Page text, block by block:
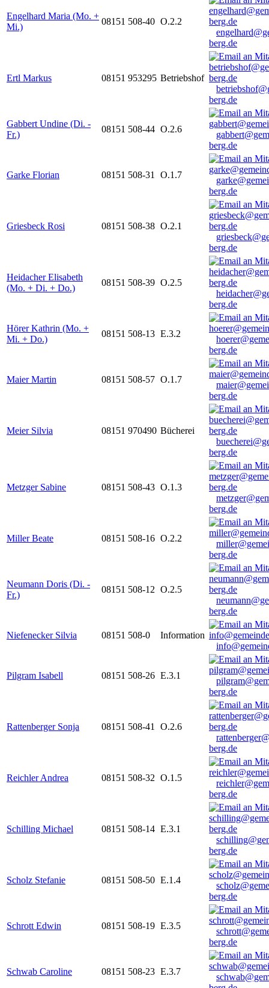
Engelhard Maria (Mo. +
Mi.)
08151 508-40 O.2.2
berg.de
Ertl Markus 08151 953295 Betriebshof
berg.de
Gabbert Undine (Di. -
Fr.)
08151 508-44 O.2.6
berg.de
Garke Florian 08151 508-31 O.1.7
berg.de
Griesbeck Rosi 08151 508-38 O.2.1
berg.de
Heidacher Elisabeth
(Mo. + Di. + Do.)
08151 508-39 O.2.5
berg.de
Hörer Kathrin (Mo. +
Mi. + Do.)
08151 508-13 E.3.2
berg.de
Maier Martin 08151 508-57 O.1.7
berg.de
Meier Silvia 08151 970490 Bücherei
berg.de
Metzger Sabine 08151 508-43 O.1.3
berg.de
Miller Beate 08151 508-16 O.2.2
berg.de
Neumann Doris (Di. -
Fr.)
08151 508-12 O.2.5
berg.de
Niefenecker Silvia 08151 508-0
Information
Pilgram Isabell 08151 508-26 E.3.1
berg.de
Rattenberger Sonja 08151 508-41
O.2.6
berg.de
Reichler Andrea 08151 508-32 O.1.5
berg.de
Schilling Michael 08151 508-14 E.3.1
berg.de
Scholz Stefanie 08151 508-50 E.1.4
berg.de
Schrott Edwin 08151 508-19 E.3.5
berg.de
Schwab Caroline 08151 508-23 E.3.7